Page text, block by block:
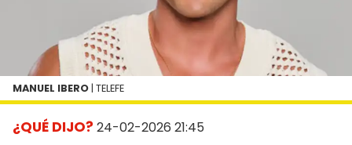
¿QUÉ DIJO? 24-02-2026 21:45
MANUEL IBERO | TELEFE